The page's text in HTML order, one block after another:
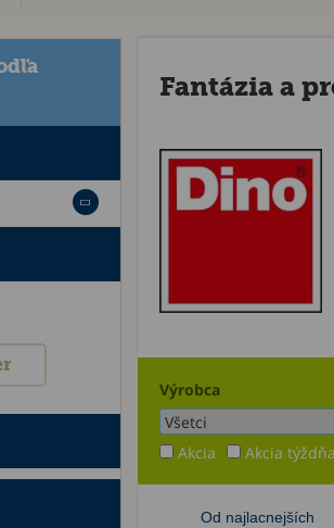
Fantázia a
Výrobca
Akcia Akcia týždňa
Od najlacnejších